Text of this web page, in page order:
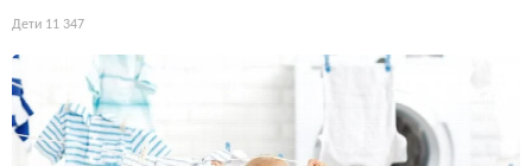
Дети 11 347